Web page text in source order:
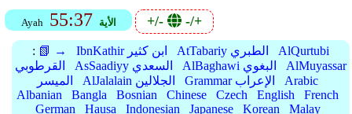
Ayah 55:37 الأية +/- -/+
: 📗 → IbnKathir ابن كثير AtTabariy الطبري
AlQurtubi
القرطوبي
AsSaadiyy السعدي AlBaghawi البغوي
AlMuyassar
الميسر
AlJalalain الجلالين Grammar الإعراب
Arabic
Albanian
Bangla Bosnian Chinese Czech English
French
German
Hausa Indonesian Japanese Korean
Malay